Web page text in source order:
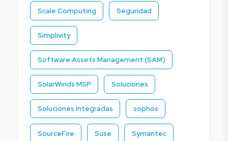
Scale Computing Seguridad
Simplivity
Software Assets Management (SAM)
SolarWinds MSP Soluciones
Soluciones Integradas sophos
SourceFire Suse Symantec